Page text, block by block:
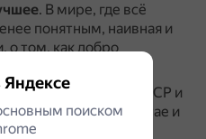
. В мире, где всё
понятным, наивная и
о том, как добро
не только в СССР и
Франции, Китае и
Яндексе
поиском